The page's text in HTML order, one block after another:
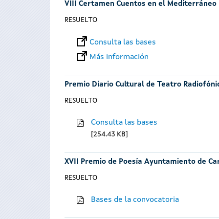
VIII Certamen Cuentos en el Mediterráneo
RESUELTO
Consulta las bases
Más información
Premio Diario Cultural de Teatro
RESUELTO
Consulta las bases
254.43 KB
XVII Premio de Poesía Ayuntamiento de
RESUELTO
Bases de la convocatoria